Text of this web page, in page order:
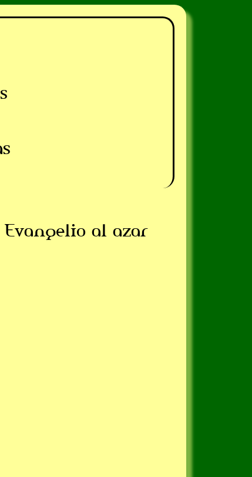
Evangelio al azar